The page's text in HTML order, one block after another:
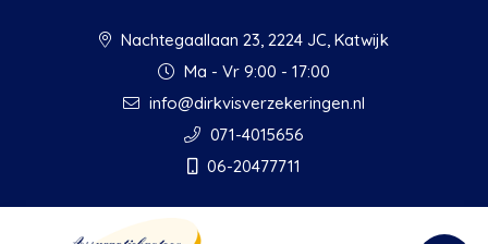
Nachtegaallaan 23, 2224 JC, Katwijk
Ma - Vr 9:00 - 17:00
info@dirkvisverzekeringen.nl
071-4015656
06-20477711